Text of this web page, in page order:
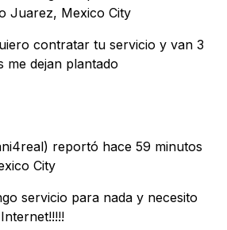
Juarez, Mexico City
contratar tu servicio y van 3
me dejan plantado
reportó hace 59 minutos
City
servicio para nada y necesito